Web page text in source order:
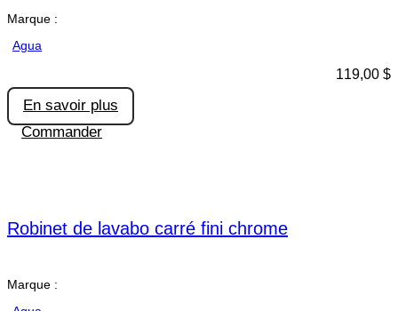
Marque :
Agua
119,00 $
En savoir plus
Commander
Robinet de lavabo carré fini chrome
Marque :